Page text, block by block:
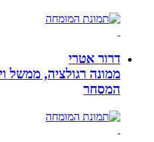
דרור אטרי
ממונה רגולציה, ממשל
המסחר